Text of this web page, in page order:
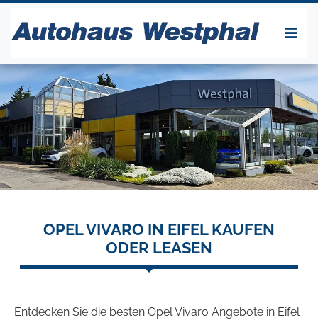
OPEL VIVARO IN EIFEL KAUFEN
ODER LEASEN
Entdecken Sie die besten Opel Vivaro Angebote in Eifel